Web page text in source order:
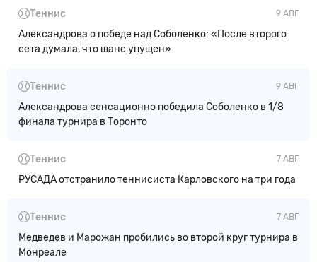
9 АВГ
Теннис
Александрова о победе над Соболенко: «После второго
сета думала, что шанс упущен»
9 АВГ
Теннис
Александрова сенсационно победила Соболенко в 1/8
финала турнира в Торонто
7 АВГ
Теннис
РУСАДА отстранило теннисиста Карловского на три года
7 АВГ
Теннис
Медведев и Марожан пробились во второй круг турнира в
Монреале